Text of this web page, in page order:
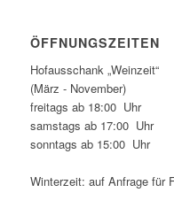
ÖFFNUNGSZEITEN
Hofausschank „Weinzeit“
(März - November)
freitags ab 18:00 Uhr
samstags ab 17:00 Uhr
sonntags ab 15:00 Uhr
Winterzeit: auf Anfrage für